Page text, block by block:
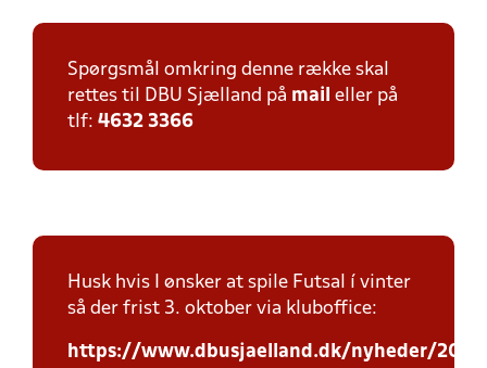
Spørgsmål omkring denne række skal
rettes til DBU Sjælland på mail eller på
tlf: 4632 3366
Husk hvis I ønsker at spile Futsal í vinter
så der frist 3. oktober via kluboffice:
https://www.dbusjaelland.dk/nyheder/